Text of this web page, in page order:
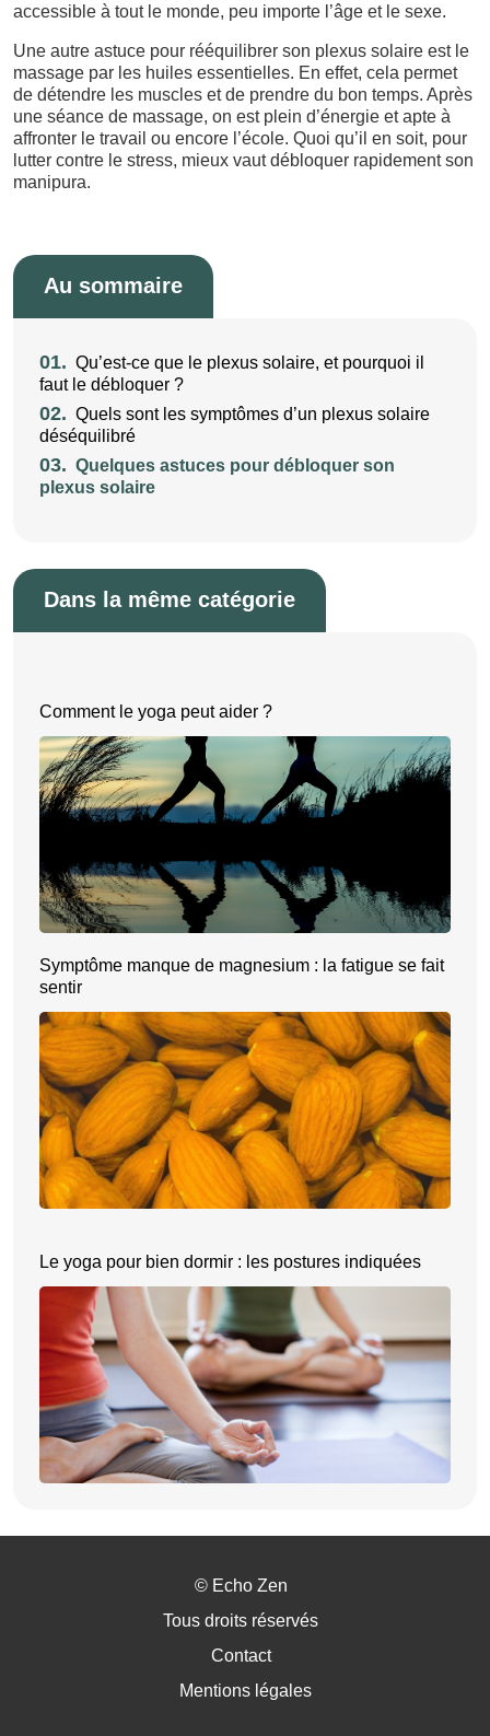
accessible à tout le monde, peu importe l’âge et le sexe.
Une autre astuce pour rééquilibrer son plexus solaire est le
massage par les huiles essentielles. En effet, cela permet
de détendre les muscles et de prendre du bon temps. Après
une séance de massage, on est plein d’énergie et apte à
affronter le travail ou encore l’école. Quoi qu’il en soit, pour
lutter contre le stress, mieux vaut débloquer rapidement son
manipura.
Au sommaire
01. Qu’est-ce que le plexus solaire, et pourquoi il
faut le débloquer ?
02. Quels sont les symptômes d’un plexus solaire
déséquilibré
03. Quelques astuces pour débloquer son
plexus solaire
Dans la même catégorie
Comment le yoga peut aider ?
Symptôme manque de magnesium : la fatigue se fait
sentir
Le yoga pour bien dormir : les postures indiquées
© Echo Zen
Tous droits réservés
Contact
Mentions légales